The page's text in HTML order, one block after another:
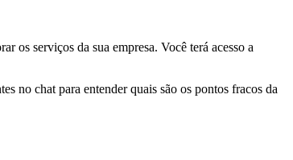
os serviços da sua empresa. Você terá acesso a
no chat para entender quais são os pontos fracos da